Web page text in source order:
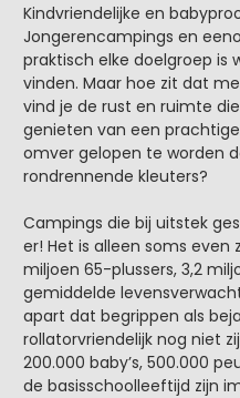
Kindvriendelijke en
Jongerencampings en
praktisch elke doelgroep is
vinden. Maar hoe zit dat
vind je de rust en ruimte
genieten van een
omver gelopen te worden
rondrennende kleuters?
Campings die bij uitstek
er! Het is alleen soms even
miljoen 65-plussers, 3,2
gemiddelde
apart dat begrippen als
rollatorvriendelijk nog niet
200.000 baby’s, 500.000
de basisschoolleeftijd zijn